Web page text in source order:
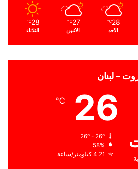
28
℃
الأحد
27
℃
الأثنين
28
℃
الثلاثاء
– لبنان
26
℃
58%
4.21 كيلومتر/ساعة